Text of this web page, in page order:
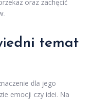
oraz zachęcić
temat
dla jego
emocji czy idei. Na